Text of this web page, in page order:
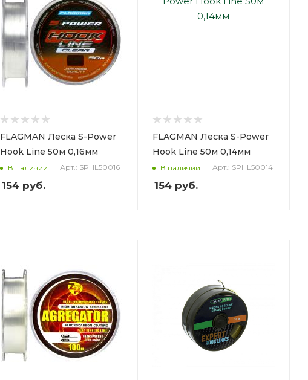
FLAGMAN Леска S-Power
Hook Line 50м 0,16мм
В наличии Арт.: SPHL50016
154 руб.
FLAGMAN Леска S-Power
Hook Line 50м 0,14мм
В наличии Арт.: SPHL50014
154руб.